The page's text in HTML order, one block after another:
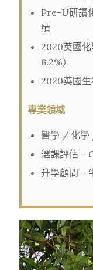
Pre-U研讀
績
2020英國
8.2%）
2020英國
專業領域
醫學 / 化學
選課評估 –
升學顧問 –